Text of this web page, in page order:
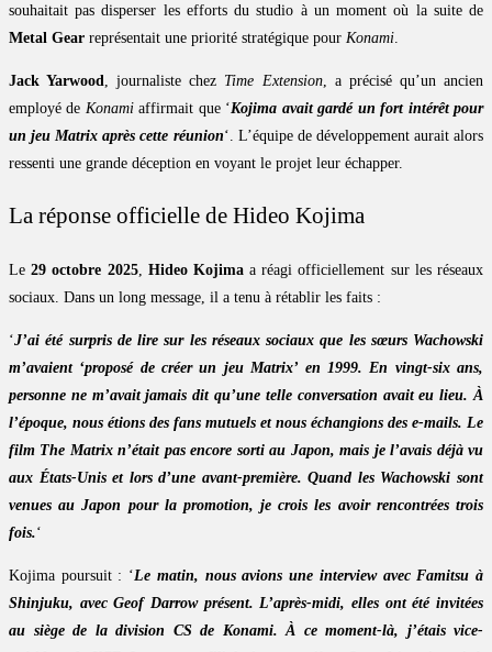
souhaitait pas disperser les efforts du studio à un moment où la suite de
Metal Gear représentait une priorité stratégique pour Konami
Jack Yarwood , journaliste chez Time Extension, a précisé qu’un ancien
employé de Konamiaffirmait que ‘Kojima avait gardé un fort intérêt pour
un jeu Matrix après cette réunion‘. L’équipe de développement aurait alors
ressenti une grande déception en voyant le projet leur échapper.
La réponse officielle de Hideo Kojima
Le29 octobre 2025, Hideo Kojimaa réagi officiellement sur les réseaux
sociaux. Dans un long message, il a tenu à rétablir les faits :
‘J’ai été surpris de lire sur les réseaux sociaux que les sœurs Wachowski
m’avaient ‘proposé de créer un jeu Matrix’ en 1999. En vingt-six ans,
personne ne m’avait jamais dit qu’une telle conversation avait eu lieu. À
l’époque, nous étions des fans mutuels et nous échangions des e-mails. Le
film The Matrix n’était pas encore sorti au Japon, mais je l’avais déjà vu
aux États-Unis et lors d’une avant-première. Quand les Wachowski sont
venues au Japon pour la promotion, je crois les avoir rencontrées trois
fois.‘
Kojima poursuit : ‘Le matin, nous avions une interview avec Famitsu à
Shinjuku, avec Geof Darrow présent. L’après-midi, elles ont été invitées
au siège de la division CS de Konami. À ce moment-là, j’étais vice-